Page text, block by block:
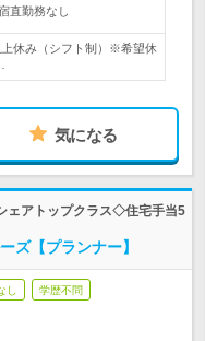
直勤務なし
休み（シフト制）※希望休
気になる
ェアトップクラス◇住宅手当5
ズ【プランナー】
し 学歴不問